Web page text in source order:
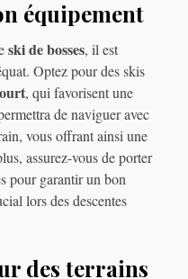
équipement
ski de bosses, il est
Optez pour des skis
, qui favorisent une
de naviguer avec
vous offrant ainsi une
assurez-vous de porter
pour garantir un bon
lors des descentes
des terrains